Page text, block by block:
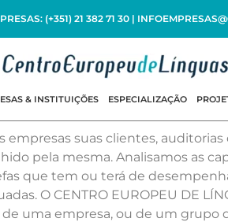
(+351) 21 382 71 30 |
& INSTITUIÇÕES ESPECIALIZAÇÃO
empresas suas clientes,
pela mesma. Analisamos as
que tem ou terá de
O CENTRO EUROPEU DE
uma empresa, ou de um grupo